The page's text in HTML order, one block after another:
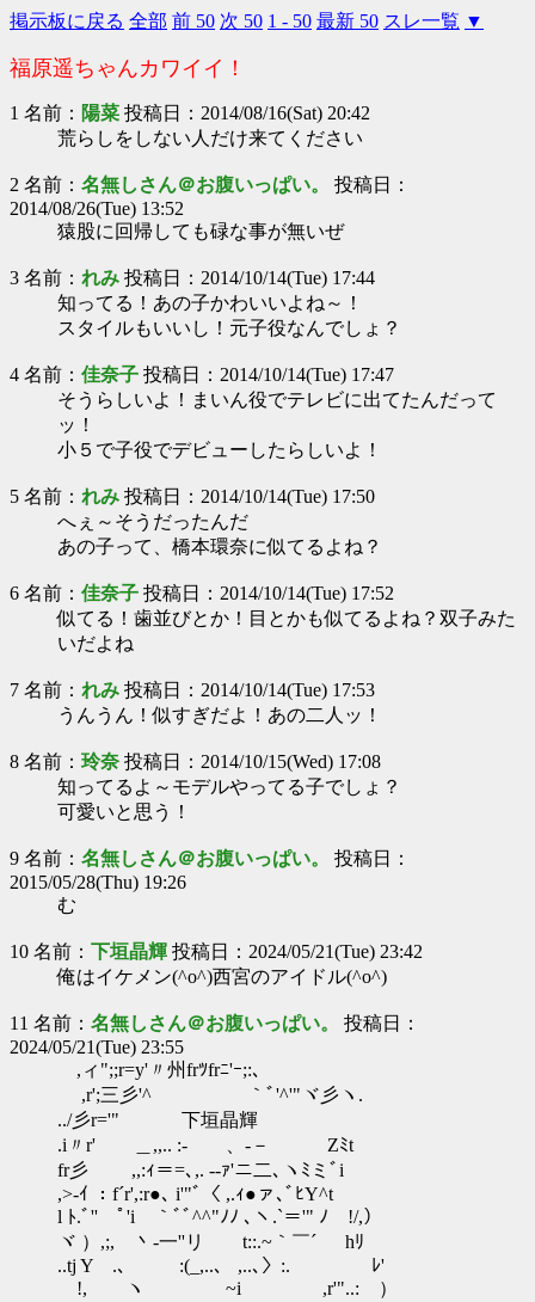
掲示板に戻る 全部 前 50 次 50 1 - 50 最新 50 スレ一覧 ▼
福原遥ちゃんカワイイ！
1 名前： 陽菜 投稿日：2014/08/16(Sat) 20:42
荒らしをしない人だけ来てください
2 名前： 名無しさん＠お腹いっぱい。 投稿日：
2014/08/26(Tue) 13:52
猿股に回帰しても碌な事が無いぜ
3 名前： れみ 投稿日：2014/10/14(Tue) 17:44
知ってる！あの子かわいいよね～！
スタイルもいいし！元子役なんでしょ？
4 名前： 佳奈子 投稿日：2014/10/14(Tue) 17:47
そうらしいよ！まいん役でテレビに出てたんだって
ッ！
小５で子役でデビューしたらしいよ！
5 名前： れみ 投稿日：2014/10/14(Tue) 17:50
へぇ～そうだったんだ
あの子って、橋本環奈に似てるよね？
6 名前： 佳奈子 投稿日：2014/10/14(Tue) 17:52
似てる！歯並びとか！目とかも似てるよね？双子みた
いだよね
7 名前： れみ 投稿日：2014/10/14(Tue) 17:53
うんうん！似すぎだよ！あの二人ッ！
8 名前： 玲奈 投稿日：2014/10/15(Wed) 17:08
知ってるよ～モデルやってる子でしょ？
可愛いと思う！
9 名前： 名無しさん＠お腹いっぱい。 投稿日：
2015/05/28(Thu) 19:26
む
10 名前： 下垣晶輝 投稿日：2024/05/21(Tue) 23:42
俺はイケメン(^o^)西宮のアイドル(^o^)
11 名前： 名無しさん＠お腹いっぱい。 投稿日：
2024/05/21(Tue) 23:55
,ィ";;r=y'〃州frﾂfrﾆ'ｰ;:､
,r';三彡'^ ｀ﾞ'^'"ヾ彡ヽ.
../彡r='" 下垣晶輝
.i〃r' ＿,,.. :- 、-－ Zﾐt
fr彡 ,,:ｨ＝=､,. -‐ｧ'ニ二､ヽﾐミﾞi
,>-ｲ ：f´r',:r●､ i'"ﾞ〈 ,.ｨ●ァ､ﾞﾋY^t
l ﾄ.ﾞ'' ﾟ'i ｀ﾞﾞ^^"ﾉﾉ ､ヽ.`＝'" ﾉ !/,）
ヾ ）,;, 丶-一''リ t::.~｀￣´ hﾘ
..tj Y .、 :(_,..、 ,..､〉:. ﾚ'
!, ヽ ~i ,r'"..: ）